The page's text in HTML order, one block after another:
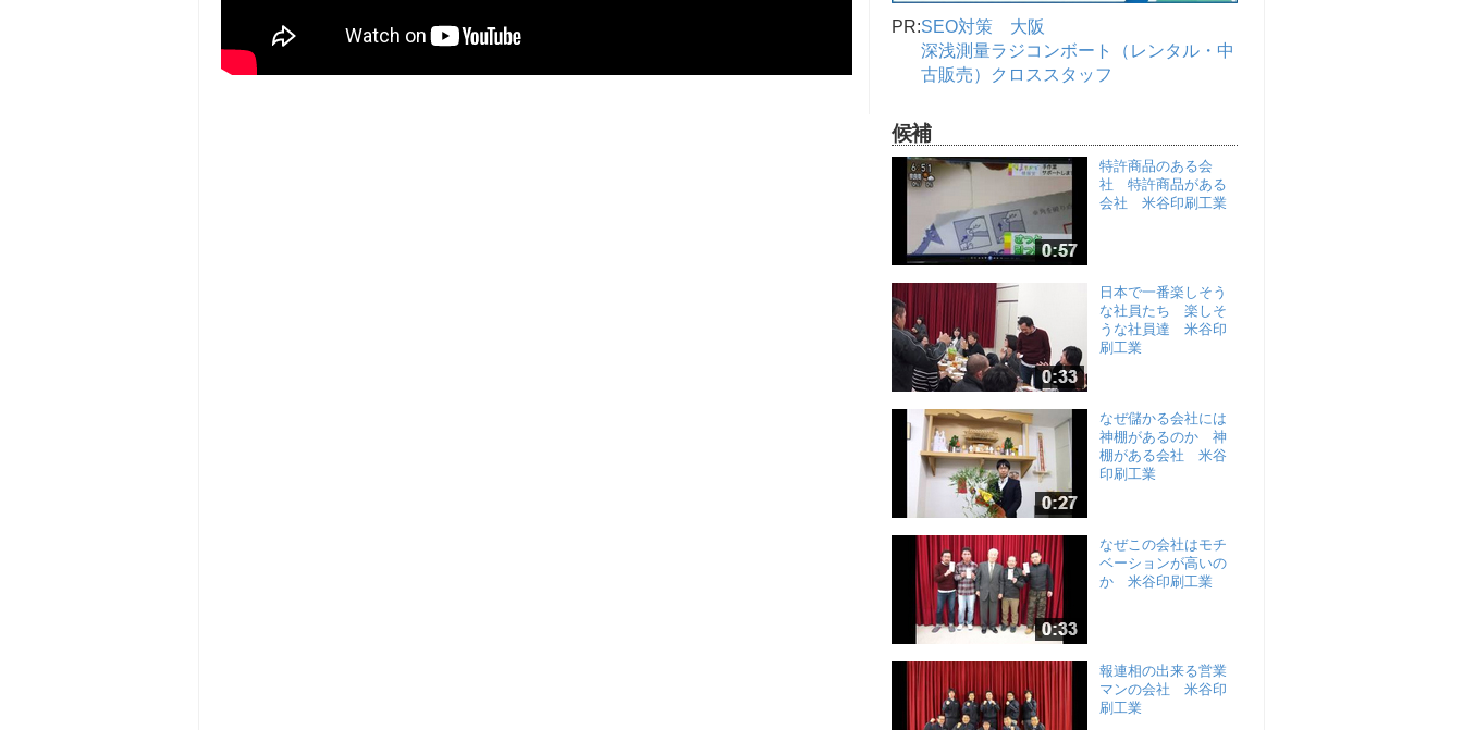
PR:SEO対策 大阪
深浅測量ラジコンボート（レンタル・中
古販売）クロススタッフ
候補
特許商品のある会
社 特許商品がある
会社 米谷印刷工業
日本で一番楽しそう
な社員たち 楽しそ
うな社員達 米谷印
刷工業
なぜ儲かる会社には
神棚があるのか 神
棚がある会社 米谷
印刷工業
なぜこの会社はモチ
ベーションが高いの
か 米谷印刷工業
報連相の出来る営業
マンの会社 米谷印
刷工業